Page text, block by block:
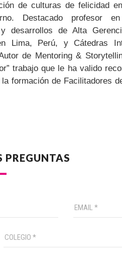
de culturas de felicidad
Destacado profesor
y desarrollos de Alta
Lima, Perú, y Cátedras
de Mentoring &
trabajo que le ha valido
formación de Facilitadores
PREGUNTAS